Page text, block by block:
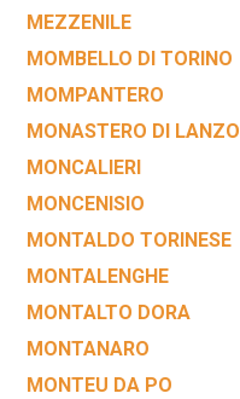
MEZZENILE
MOMBELLO DI TORINO
MOMPANTERO
MONASTERO DI LANZO
MONCALIERI
MONCENISIO
MONTALDO TORINESE
MONTALENGHE
MONTALTO DORA
MONTANARO
MONTEU DA PO